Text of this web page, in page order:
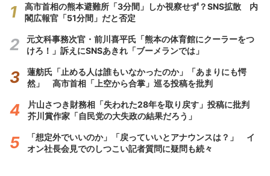
高市首相の熊本避難所「3分間」しか視察せず？SNS拡散 内
閣広報官「51分間」だと否定
元文科事務次官・前川喜平氏「熊本の体育館にクーラーをつ
けろ！」訴えにSNSあきれ「ブーメランでは」
蓮舫氏「止める人は誰もいなかったのか」「あまりにも愕
然」 高市首相「上空から合掌」巡る投稿を批判
片山さつき財務相「失われた28年を取り戻す」投稿に批判
芥川賞作家「自民党の大失政の結果だろう」
「想定外でいいのか」「戻っていいとアナウンスは？」 イ
オン社長会見でのしつこい記者質問に疑問も続々